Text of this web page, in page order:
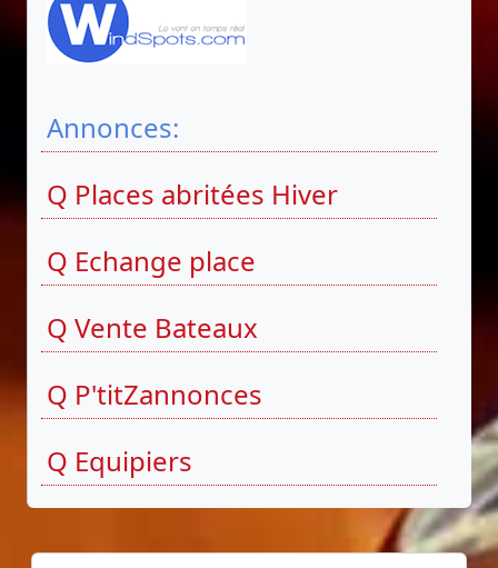
Annonces:
Q Places abritées Hiver
Q Echange place
Q Vente Bateaux
Q P'titZannonces
Q Equipiers